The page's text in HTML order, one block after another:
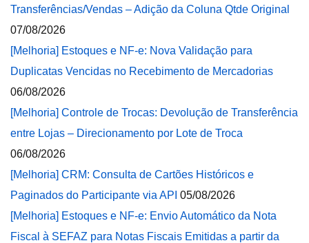
Transferências/Vendas – Adição da Coluna Qtde Original
07/08/2026
[Melhoria] Estoques e NF-e: Nova Validação para
Duplicatas Vencidas no Recebimento de Mercadorias
06/08/2026
[Melhoria] Controle de Trocas: Devolução de Transferência
entre Lojas – Direcionamento por Lote de Troca
06/08/2026
[Melhoria] CRM: Consulta de Cartões Históricos e
Paginados do Participante via API 05/08/2026
[Melhoria] Estoques e NF-e: Envio Automático da Nota
Fiscal à SEFAZ para Notas Fiscais Emitidas a partir da